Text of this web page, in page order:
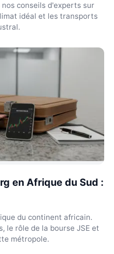
conseils d'experts sur
idéal et les transports
en Afrique du Sud :
du continent africain.
le rôle de la bourse JSE et
métropole.